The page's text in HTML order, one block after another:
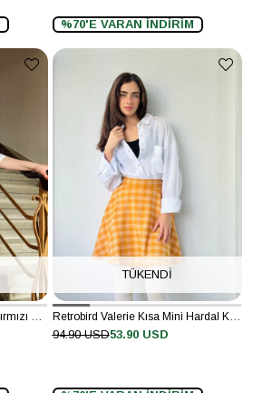
%70'E VARAN İNDİRİM
TÜKENDI
53.90 USD
94.90 USD